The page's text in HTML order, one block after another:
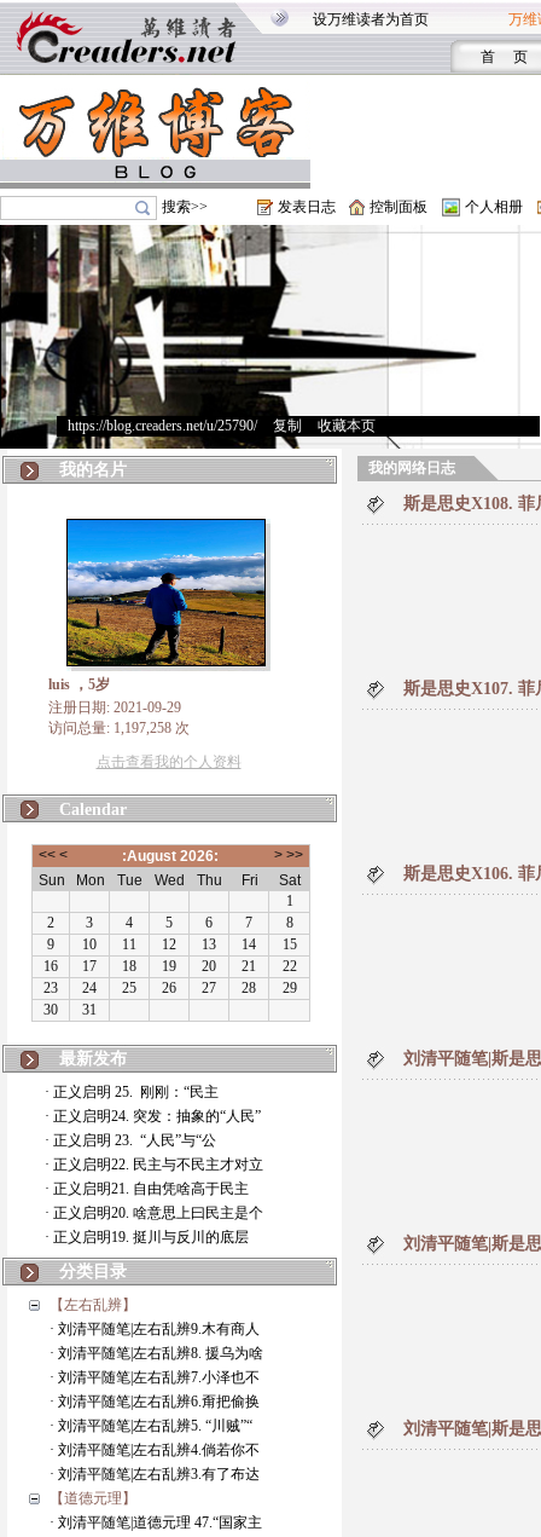
设万维读者为首页 万维
首 页
搜索>> 发表日志 控制面板 个人相册
https://blog.creaders.net/u/25790/> 复制 收藏本页
我的名片
luis ，5岁
注册日期: 2021-09-29
访问总量: 1,197,258 次
点击查看我的个人资料
Calendar
最新发布
· 正义启明 25. 刚刚：“民主
· 正义启明24. 突发：抽象的“人民”
· 正义启明 23. “人民”与“公
· 正义启明22. 民主与不民主才对立
· 正义启明21. 自由凭啥高于民主
· 正义启明20. 啥意思上曰民主是个
· 正义启明19. 挺川与反川的底层
分类目录
【左右乱辨】
· 刘清平随笔|左右乱辨9.木有商人
· 刘清平随笔|左右乱辨8. 援乌为啥
· 刘清平随笔|左右乱辨7.小泽也不
· 刘清平随笔|左右乱辨6.甭把偷换
· 刘清平随笔|左右乱辨5. “川贼”“
· 刘清平随笔|左右乱辨4.倘若你不
· 刘清平随笔|左右乱辨3.有了布达
【道德元理】
· 刘清平随笔|道德元理 47.“国家主
我的网络日志
斯是思史X108.
斯是思史X107.
斯是思史X106.
刘清平随笔|斯是
刘清平随笔|斯是
刘清平随笔|斯是